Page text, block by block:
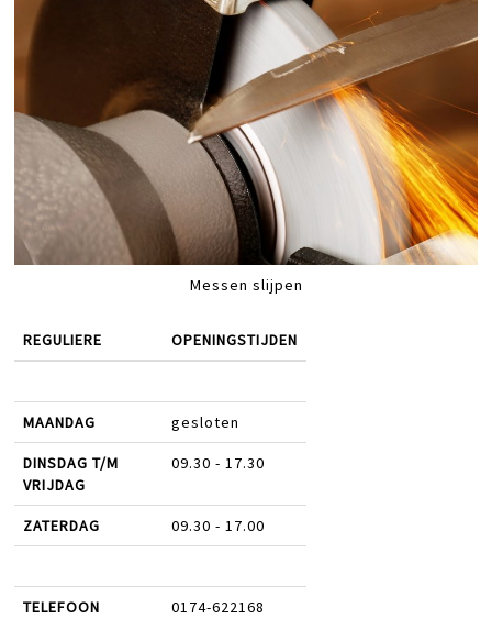
Messen slijpen
REGULIERE OPENINGSTIJDEN
MAANDAG gesloten
DINSDAG T/M
VRIJDAG
09.30 - 17.30
ZATERDAG 09.30 - 17.00
TELEFOON 0174-622168